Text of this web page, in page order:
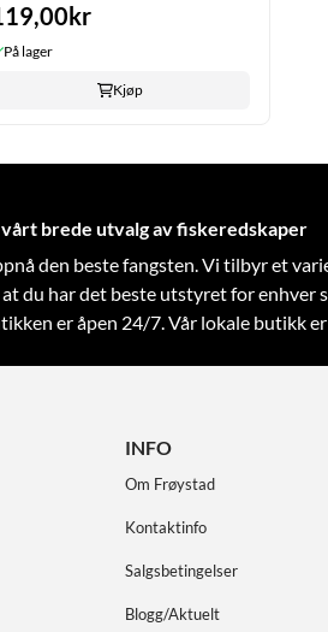
På lager
Kjøp
brede utvalg av fiskeredskaper
den beste fangsten. Vi tilbyr et
du har det beste utstyret for enhver
er åpen 24/7. Vår lokale butikk
INFO
Om Frøystad
Kontaktinfo
Salgsbetingelser
Blogg/Aktuelt